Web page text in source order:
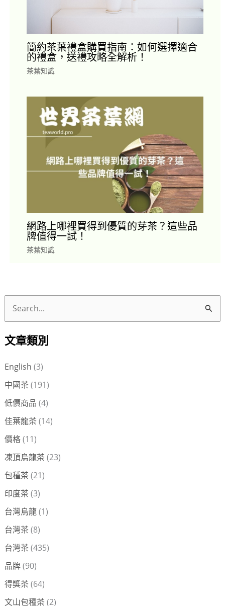
簡約茶葉禮盒購買指南：如何選擇適合
的禮盒，送禮攻略全解析！
茶葉知識
網路上哪裡買得到優質的芽茶？這些品
牌值得一試！
茶葉知識
關
文章類別
English (3)
中國茶 (191)
低價商品 (4)
佳葉龍茶 (14)
價格(11)
凍頂烏龍茶 (23)
包種茶 (21)
印度茶 (3)
台灣烏龍(1)
台灣茶 (8)
台灣茶 (435)
品牌(90)
得獎茶 (64)
文山包種茶 (2)